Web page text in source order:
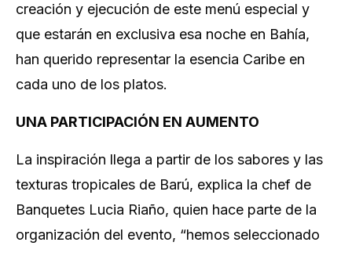
creación y ejecución de este menú especial y
que estarán en exclusiva esa noche en Bahía,
han querido representar la esencia Caribe en
cada uno de los platos.
UNA PARTICIPACIÓN EN AUMENTO
La inspiración llega a partir de los sabores y las
texturas tropicales de Barú, explica la chef de
Banquetes Lucia Riaño, quien hace parte de la
organización del evento, “hemos seleccionado